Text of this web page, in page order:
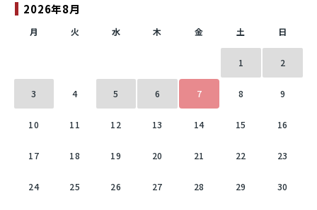
2026年8月
月 火 水 木 金 土 日
1 2
3 4 5 6 7 8 9
10 11 12 13 14 15 16
17 18 19 20 21 22 23
24 25 26 27 28 29 30